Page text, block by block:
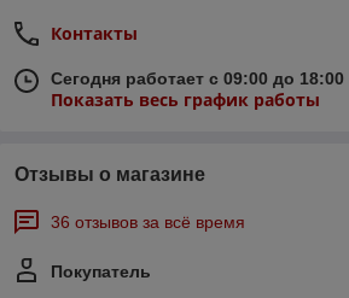
Контакты
Сегодня работает с 09:00 до 18:00
Показать весь график работы
Отзывы о магазине
36 отзывов за всё время
Покупатель